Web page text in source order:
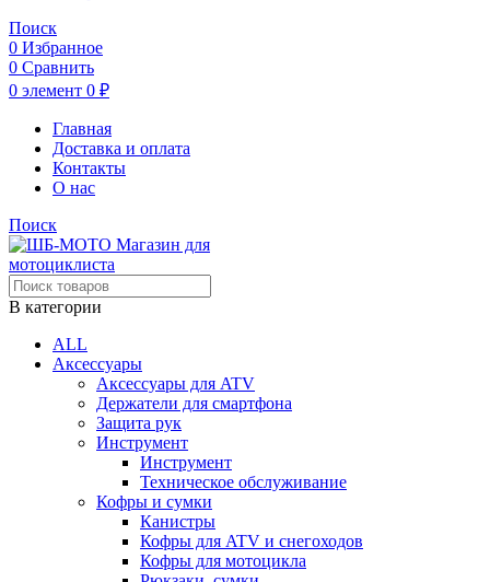
Поиск
0 Избранное
0 Сравнить
0 элемент 0 ₽
Главная
Доставка и оплата
Контакты
О нас
Поиск
В категории
ALL
Аксессуары
Аксессуары для ATV
Держатели для смартфона
Защита рук
Инструмент
Инструмент
Техническое обслуживание
Кофры и сумки
Канистры
Кофры для ATV и снегоходов
Кофры для мотоцикла